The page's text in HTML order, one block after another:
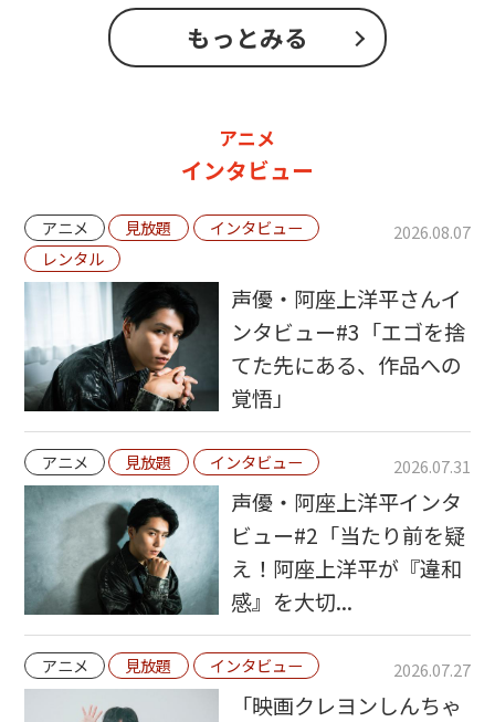
もっとみる
アニメ
インタビュー
アニメ 見放題
インタビュー
レンタル
2026.08.07
声優・阿座上洋平さんイ
ンタビュー#3「エゴを捨
てた先にある、作品への
覚悟」
アニメ 見放題 インタビュー 2026.07.31
声優・阿座上洋平インタ
ビュー#2「当たり前を疑
え！阿座上洋平が『違和
感』を大切...
アニメ 見放題 インタビュー 2026.07.27
「映画クレヨンしんちゃ